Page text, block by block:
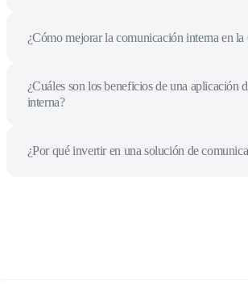
¿Cómo mejorar la comunicación interna en la
¿Cuáles son los beneficios de una aplicación
interna?
¿Por qué invertir en una solución de